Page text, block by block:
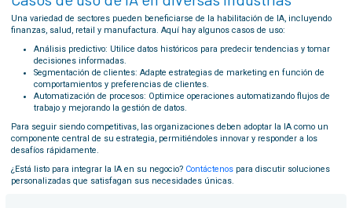
Una variedad de sectores pueden beneficiarse de la habilitación de IA, incluyendo
finanzas, salud, retail y manufactura. Aquí hay algunos casos de uso:
Análisis predictivo: Utilice datos históricos para predecir tendencias y tomar
decisiones informadas.
Segmentación de clientes: Adapte estrategias de marketing en función de
comportamientos y preferencias de clientes.
Automatización de procesos: Optimice operaciones automatizando flujos de
trabajo y mejorando la gestión de datos.
Para seguir siendo competitivas, las organizaciones deben adoptar la IA como un
componente central de su estrategia, permitiéndoles innovar y responder a los
desafíos rápidamente.
¿Está listo para integrar la IA en su negocio? Contáctenospara discutir soluciones
personalizadas que satisfagan sus necesidades únicas.